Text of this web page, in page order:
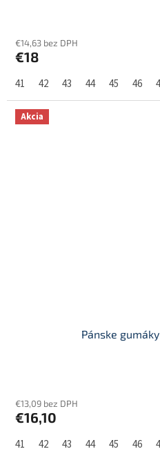
€14,63 bez DPH
€18
41 42 43 44 45 46
Akcia
Pánske
€13,09 bez DPH
€16,10
41 42 43 44 45 46